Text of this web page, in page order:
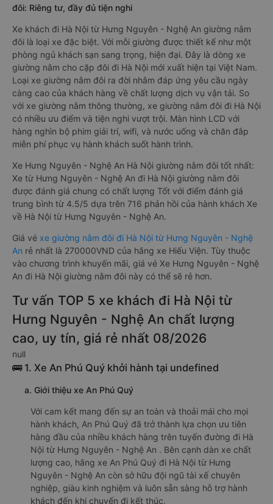
đôi: Riêng tư, đầy đủ tiện nghi
Xe khách đi Hà Nội từ Hưng Nguyên - Nghệ An giường nằm
đôi là loại xe đặc biệt. Với mỗi giường được thiết kế như một
phòng ngủ khách sạn sang trọng, hiện đại. Đây là dòng xe
giường nằm cho cặp đôi đi Hà Nội mới xuất hiện tại Việt Nam.
Loại xe giường nằm đôi ra đời nhằm đáp ứng yêu cầu ngày
càng cao của khách hàng về chất lượng dịch vụ vận tải. So
với xe giường nằm thông thường, xe giường nằm đôi đi Hà Nội
có nhiều ưu điểm và tiện nghi vượt trội. Màn hình LCD với
hàng nghìn bộ phim giải trí, wifi, và nước uống và chăn đắp
miễn phí phục vụ hành khách suốt hành trình.
Xe Hưng Nguyên - Nghệ An Hà Nội giường nằm đôi tốt nhất:
Xe từ Hưng Nguyên - Nghệ An đi Hà Nội giường nằm đôi
được đánh giá chung có chất lượng Tốt với điểm đánh giá
trung bình từ 4.5/5 dựa trên 716 phản hồi của hành khách Xe
về Hà Nội từ Hưng Nguyên - Nghệ An.
Giá vé xe giường nằm đôi đi Hà Nội từ Hưng Nguyên - Nghệ
An rẻ nhất là 270000VND của hãng xe Hiếu Viện. Tùy thuộc
vào chương trình khuyến mãi, giá vé Xe Hưng Nguyên - Nghệ
An đi Hà Nội giường nằm đôi này có thể sẽ rẻ hơn.
Tư vấn TOP 5 xe khách đi Hà Nội từ
Hưng Nguyên - Nghệ An chất lượng
cao, uy tín, giá rẻ nhất 08/2026
null
🚌 1. Xe An Phú Quý khởi hành tại undefined
a. Giới thiệu xe An Phú Quý
Với cam kết mang đến sự an toàn và thoải mái cho mọi
hành khách, An Phú Quý đã trở thành lựa chọn ưu tiên
hàng đầu của nhiều khách hàng trên tuyến đường đi Hà
Nội từ Hưng Nguyên - Nghệ An . Bên cạnh dàn xe chất
lượng cao, hãng xe An Phú Quý đi Hà Nội từ Hưng
Nguyên - Nghệ An còn sở hữu đội ngũ tài xế chuyên
nghiệp, giàu kinh nghiệm và luôn sẵn sàng hỗ trợ hành
khách đến khi chuyến đi kết thúc.